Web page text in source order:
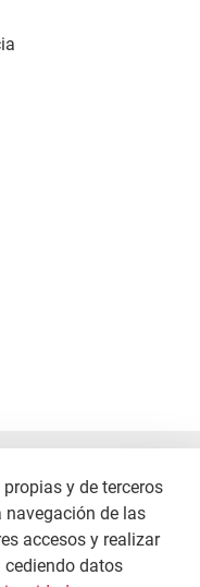
DE PRIVACIDAD
y de terceros
de las
accesos y realizar
cediendo datos